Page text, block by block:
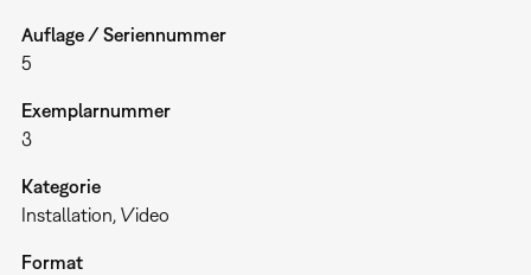
Auflage / Seriennummer
5
Exemplarnummer
3
Kategorie
Installation Video
Format